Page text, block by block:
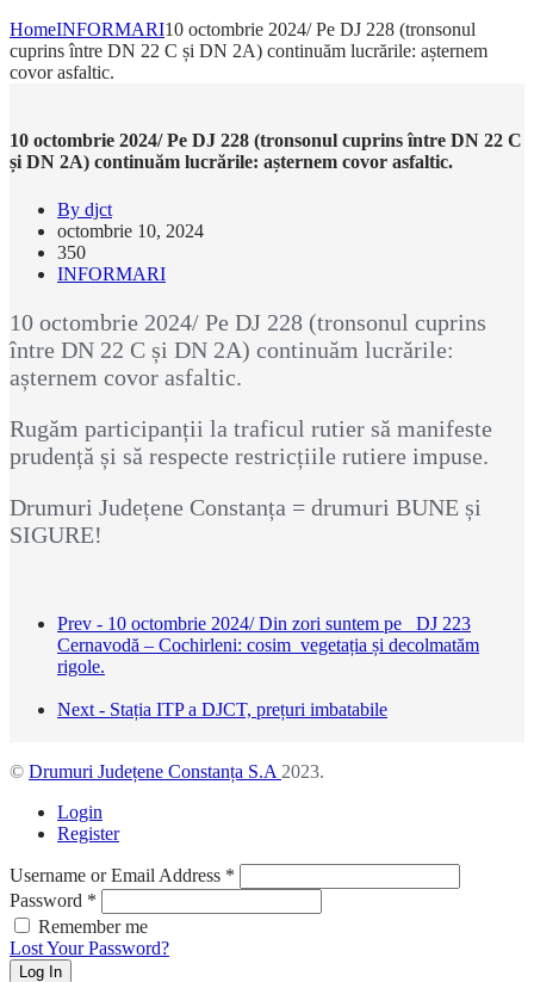
HomeINFORMARI10 octombrie 2024/ Pe DJ 228 (tronsonul
cuprins între DN 22 C și DN 2A) continuăm lucrările: așternem
covor asfaltic.
10 octombrie 2024/ Pe DJ 228 (tronsonul cuprins între DN 22 C
și DN 2A) continuăm lucrările: așternem covor asfaltic.
By djct
octombrie 10, 2024
350
INFORMARI
10 octombrie 2024/ Pe DJ 228 (tronsonul cuprins
între DN 22 C și DN 2A) continuăm lucrările:
așternem covor asfaltic.
Rugăm participanții la traficul rutier să manifeste
prudență și să respecte restricțiile rutiere impuse.
Drumuri Județene Constanța = drumuri BUNE și
SIGURE!
Prev - 10 octombrie 2024/ Din zori suntem pe DJ 223
Cernavodă – Cochirleni: cosim vegetația și decolmatăm
rigole.
Next - Stația ITP a DJCT, prețuri imbatabile
© Drumuri Județene Constanța S.A 2023.
Login
Register
Username or Email Address *
Password *
Remember me
Lost Your Password?
Log In